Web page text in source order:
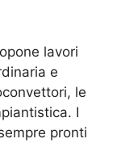
lavori
e
le
I
pronti